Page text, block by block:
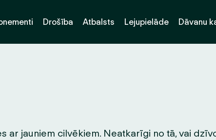
Drošība Atbalsts Lejupielāde Dāvanu
ar jauniem cilvēkiem. Neatkarīgi no tā, vai